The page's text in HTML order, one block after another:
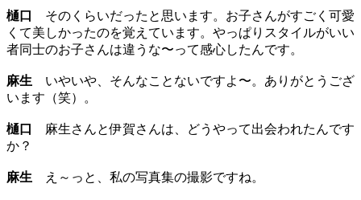
樋口
そのくらいだったと思います。お子さんがすごく可愛
くて美しかったのを覚えています。やっぱりスタイルがいい
者同士のお子さんは違うな〜って感心したんです。
麻生 いやいや、そんなことないですよ〜。ありがとうござ
います（笑）。
樋口
麻生さんと伊賀さんは、どうやって出会われたんです
か？
麻生 え～っと、私の写真集の撮影ですね。